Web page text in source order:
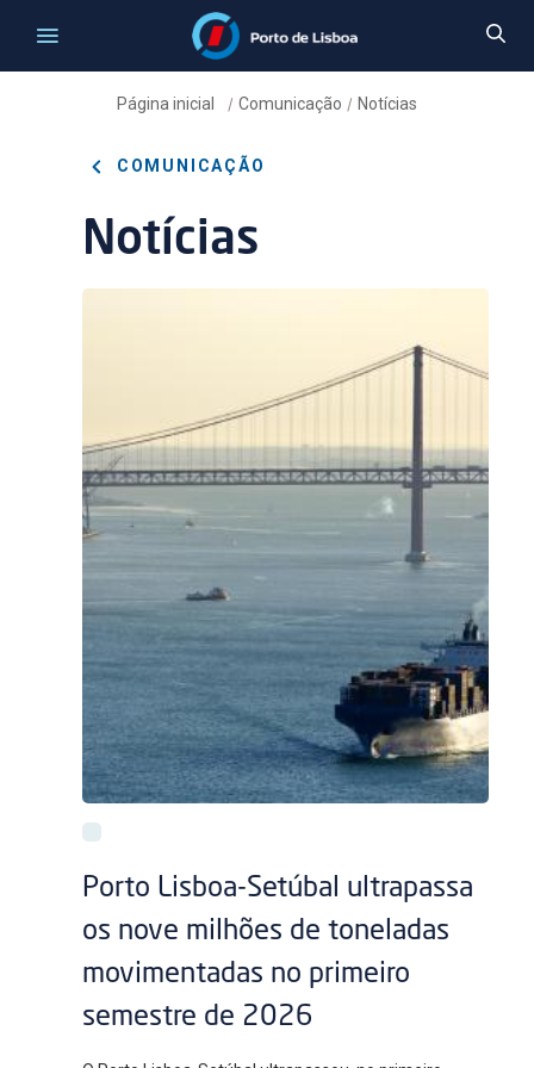
Página inicial / Comunicação / Notícias
COMUNICAÇÃO
Notícias
Porto Lisboa-Setúbal ultrapassa
os nove milhões de toneladas
movimentadas no primeiro
semestre de 2026